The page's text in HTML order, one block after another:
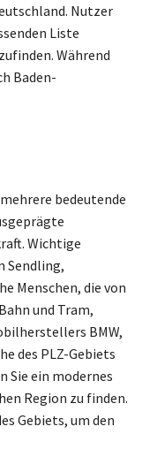
Nutzer
Liste
Während
Baden-
bedeutende
Wichtige
Sendling,
Menschen, die von
und Tram,
BMW,
des PLZ-Gebiets
Sie ein modernes
Region zu finden.
Gebiets, um den